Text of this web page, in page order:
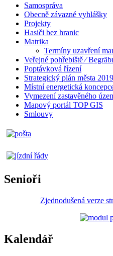
Samospráva
Obecně závazné vyhlášky
Projekty
Hasiči bez hranic
Matrika
Termíny uzavření
Veřejné pohřebiště ⁄
Poptávková řízení
Strategický plán města
Místní energetická
Vymezení zastavěného
Mapový portál TOP GIS
Smlouvy
Senioři
Zjednodušená verze
Kalendář